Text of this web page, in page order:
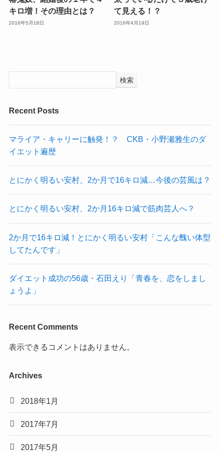
キロ増！その理由とは？
2016年5月18日
て見える！？
2016年4月19日
検索
Recent Posts
マライア・キャリーに触発！？ CKB・小野瀬雅生のダ
イエット遍歴
とにかく明るい安村、2か月で16キロ減…今後の芸風は？
とにかく明るい安村、2か月16キロ減で筋肉芸人へ？
2か月で16キロ減！とにかく明るい安村「こんな醜い体型
してたんです」
ダイエット成功の56歳・石田えり「青春を、恋をしまし
ょうよ」
Recent Comments
表示できるコメントはありません。
Archives
2018年1月
2017年7月
2017年5月